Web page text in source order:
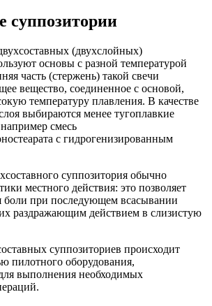
суппозитории
(двухслойных)
основы с разной температурой
часть (стержень) такой свечи
вещество, соединенное с основой,
температуру плавления. В качестве
выбираются менее тугоплавкие
смесь
с гидрогенизированным
суппозитория обычно
местного действия: это позволяет
боли при последующем всасывании
раздражающим действием в слизистую
суппозиториев происходит
пилотного оборудования,
выполнения необходимых